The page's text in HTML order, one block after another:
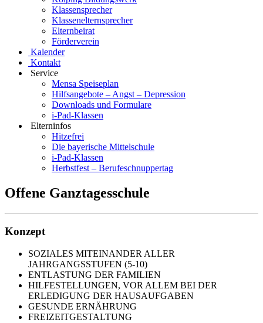
Klassensprecher
Klassenelternsprecher
Elternbeirat
Förderverein
Kalender
Kontakt
Service
Mensa Speiseplan
Hilfsangebote – Angst – Depression
Downloads und Formulare
i-Pad-Klassen
Elterninfos
Hitzefrei
Die bayerische Mittelschule
i-Pad-Klassen
Herbstfest – Berufeschnuppertag
Offene Ganztagesschule
Konzept
SOZIALES MITEINANDER ALLER
JAHRGANGSSTUFEN (5-10)
ENTLASTUNG DER FAMILIEN
HILFESTELLUNGEN, VOR ALLEM BEI DER
ERLEDIGUNG DER HAUSAUFGABEN
GESUNDE ERNÄHRUNG
FREIZEITGESTALTUNG